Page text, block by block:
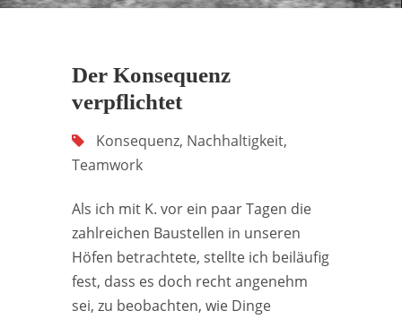
Der Konsequenz
verpflichtet
Konsequenz, Nachhaltigkeit,
Teamwork
Als ich mit K. vor ein paar Tagen die
zahlreichen Baustellen in unseren
Höfen betrachtete, stellte ich beiläufig
fest, dass es doch recht angenehm
sei, zu beobachten, wie Dinge